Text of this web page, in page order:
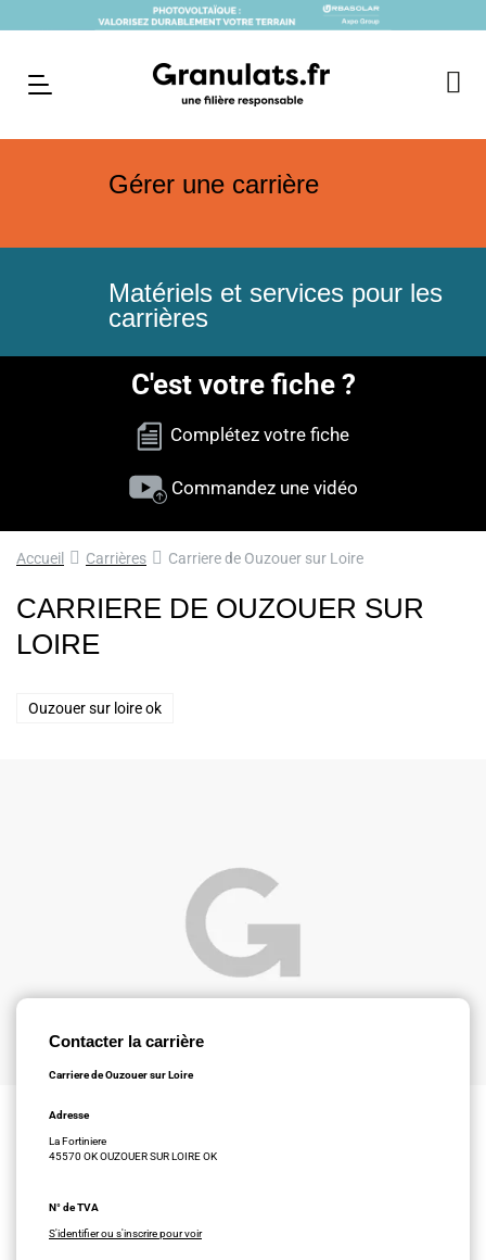
Gérer une carrière
Matériels et services pour les
carrières
C'est votre fiche ?
Complétez votre fiche
Commandez une vidéo
Accueil Carrières Carriere de Ouzouer sur Loire
CARRIERE DE OUZOUER SUR
LOIRE
Ouzouer sur loire ok
Contacter la carrière
Carriere de Ouzouer sur Loire
Adresse
La Fortiniere
45570 OK OUZOUER SUR LOIRE OK
N° de TVA
S'identifier ou s'inscrire pour voir